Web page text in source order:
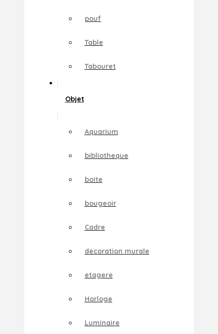
pouf
Table
Tabouret
Objet
Aquarium
bibliotheque
boite
bougeoir
Cadre
decoration murale
etagere
Horloge
Luminaire